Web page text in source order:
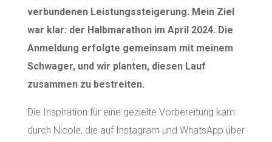
verbundenen Leistungssteigerung. Mein Ziel
war klar: der Halbmarathon im April 2024. Die
Anmeldung erfolgte gemeinsam mit meinem
Schwager, und wir planten, diesen Lauf
zusammen zu bestreiten.
Die Inspiration für eine gezielte Vorbereitung kam
durch Nicole, die auf Instagram und WhatsApp über